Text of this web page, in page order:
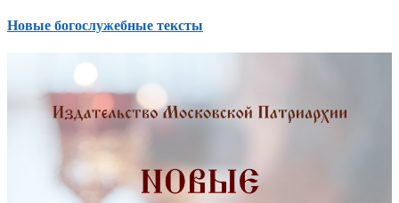
Новые богослужебные тексты